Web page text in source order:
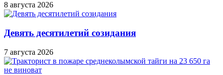
8 августа 2026
Девять десятилетий созидания
7 августа 2026